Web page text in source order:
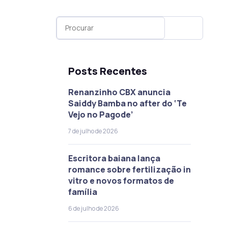
Posts Recentes
Renanzinho CBX anuncia
Saiddy Bamba no after do ‘Te
Vejo no Pagode’
7 de julho de 2026
Escritora baiana lança
romance sobre fertilização in
vitro e novos formatos de
família
6 de julho de 2026